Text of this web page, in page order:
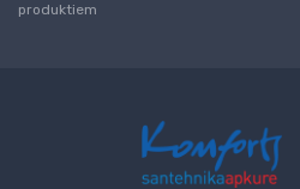
produktiem